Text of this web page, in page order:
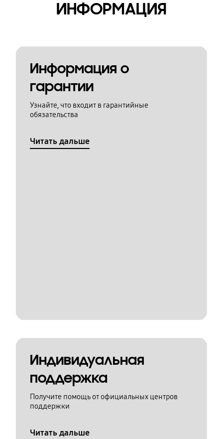
ИНФОРМАЦИЯ
Информация о
гарантии
Узнайте, что входит в гарантийные
обязательства
Читать дальше
Индивидуальная
поддержка
Получите помощь от официальных центров
поддержки
Читать дальше